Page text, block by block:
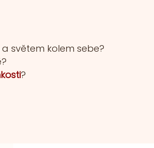
světem kolem sebe?
?